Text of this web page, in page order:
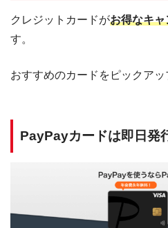
クレジットカードがお得なキ
す。
おすすめのカードをピックアッ
PayPayカードは即日発